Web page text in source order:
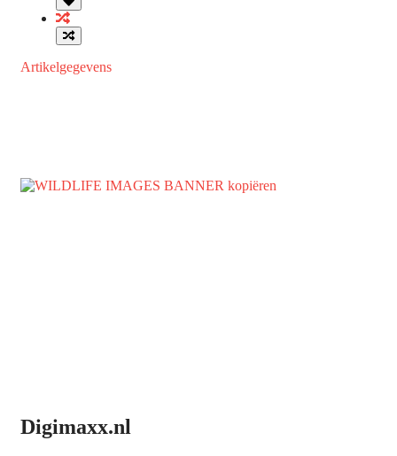
Artikelgegevens
Digimaxx.nl